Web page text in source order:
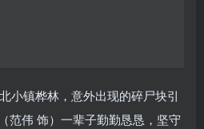
小镇桦林，意外出现的碎尸块引
范伟 饰）一辈子勤勤恳恳，坚守